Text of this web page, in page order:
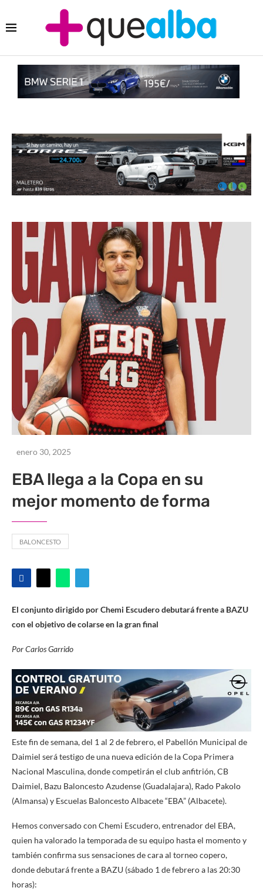
enero 30, 2025
EBA llega a la Copa en su
mejor momento de forma
BALONCESTO
El conjunto dirigido por Chemi Escudero debutará frente a BAZU
con el objetivo de colarse en la gran final
Por Carlos Garrido
Este fin de semana, del 1 al 2 de febrero, el Pabellón Municipal de
Daimiel será testigo de una nueva edición de la Copa Primera
Nacional Masculina, donde competirán el club anfitrión, CB
Daimiel, Bazu Baloncesto Azudense (Guadalajara), Rado Pakolo
(Almansa) y Escuelas Baloncesto Albacete “EBA” (Albacete).
Hemos conversado con Chemi Escudero, entrenador del EBA,
quien ha valorado la temporada de su equipo hasta el momento y
también confirma sus sensaciones de cara al torneo copero,
donde debutará frente a BAZU (sábado 1 de febrero a las 20:30
horas):